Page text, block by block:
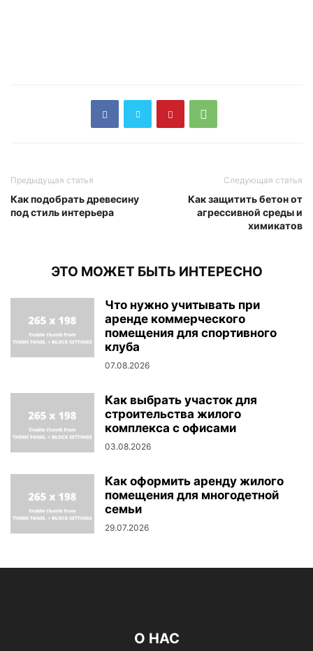
Предыдущая статья
Как подобрать древесину
под стиль интерьера
Следующая статья
Как защитить бетон от
агрессивной среды и
химикатов
ЭТО МОЖЕТ БЫТЬ ИНТЕРЕСНО
Что нужно учитывать при
аренде коммерческого
помещения для спортивного
клуба
07.08.2026
Как выбрать участок для
строительства жилого
комплекса с офисами
03.08.2026
Как оформить аренду жилого
помещения для многодетной
семьи
29.07.2026
О НАС